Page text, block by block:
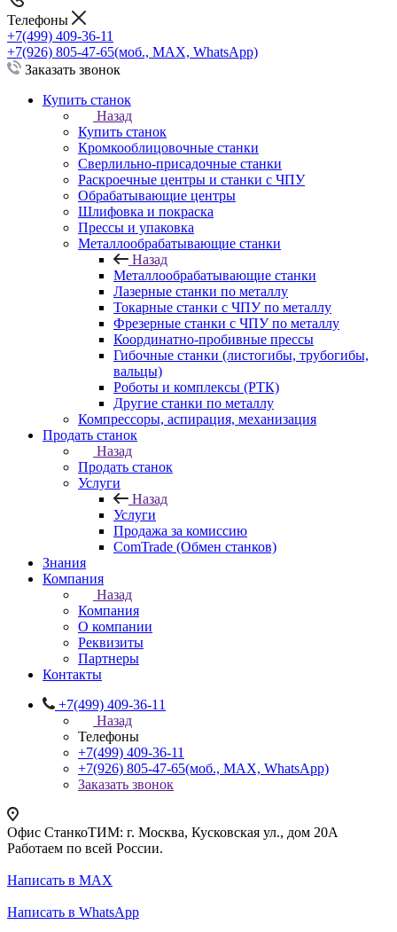
Телефоны
+7(499) 409-36-11
+7(926) 805-47-65(моб., MAX, WhatsApp)
Заказать звонок
Купить станок
Назад
Купить станок
Кромкооблицовочные станки
Сверлильно-присадочные станки
Раскроечные центры и станки с ЧПУ
Обрабатывающие центры
Шлифовка и покраска
Прессы и упаковка
Металлообрабатывающие станки
Назад
Металлообрабатывающие станки
Лазерные станки по металлу
Токарные станки с ЧПУ по металлу
Фрезерные станки с ЧПУ по металлу
Координатно-пробивные прессы
Гибочные станки (листогибы, трубогибы,
вальцы)
Роботы и комплексы (РТК)
Другие станки по металлу
Компрессоры, аспирация, механизация
Продать станок
Назад
Продать станок
Услуги
Назад
Услуги
Продажа за комиссию
ComTrade (Обмен станков)
Знания
Компания
Назад
Компания
О компании
Реквизиты
Партнеры
Контакты
+7(499) 409-36-11
Назад
Телефоны
+7(499) 409-36-11
+7(926) 805-47-65(моб., MAX, WhatsApp)
Заказать звонок
Офис СтанкоТИМ: г. Москва, Кусковская ул., дом 20А
Работаем по всей России.
Написать в MAX
Написать в WhatsApp